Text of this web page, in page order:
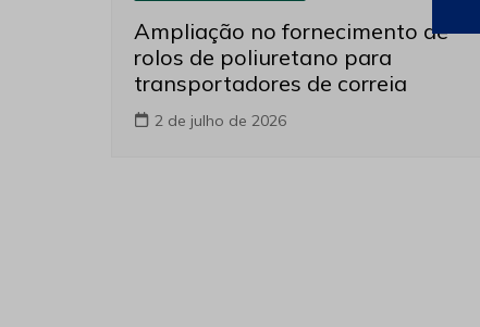
Ampliação no fornecimento de
rolos de poliuretano para
transportadores de correia
2 de julho de 2026